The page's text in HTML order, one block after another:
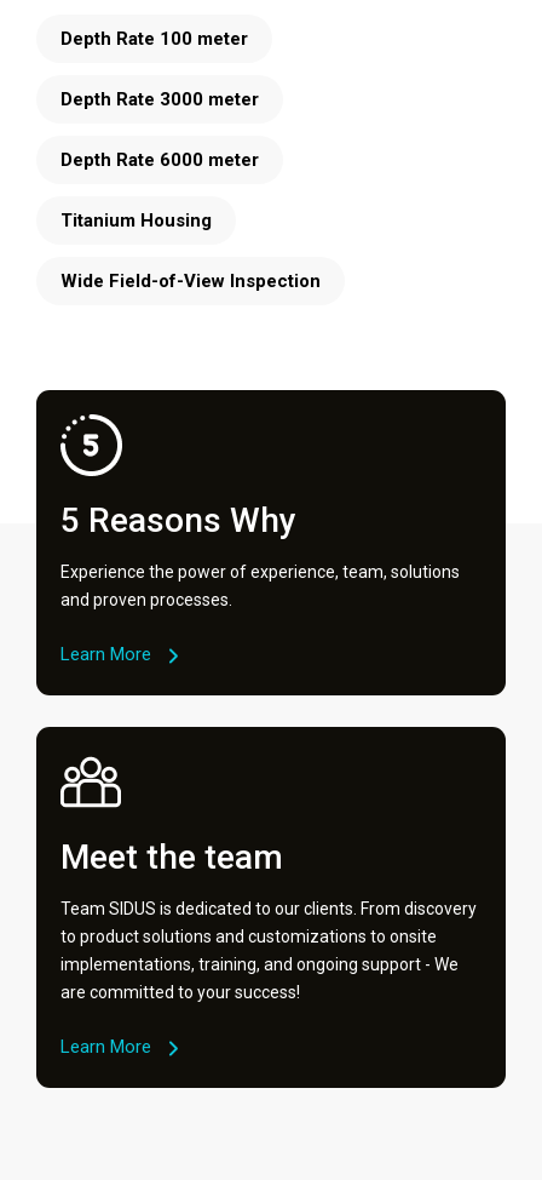
Depth Rate 100 meter
Depth Rate 3000 meter
Depth Rate 6000 meter
Titanium Housing
Wide Field-of-View Inspection
5 Reasons Why
Experience the power of experience, team, solutions
and proven processes.
Learn More
Meet the team
Team SIDUS is dedicated to our clients. From discovery
to product solutions and customizations to onsite
implementations, training, and ongoing support - We
are committed to your success!
Learn More